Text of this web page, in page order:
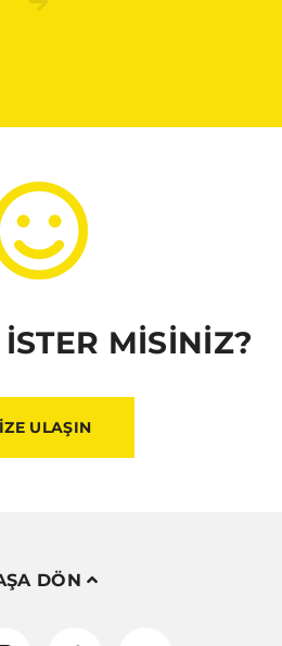
MİSİNİZ?
ULAŞIN
DÖN